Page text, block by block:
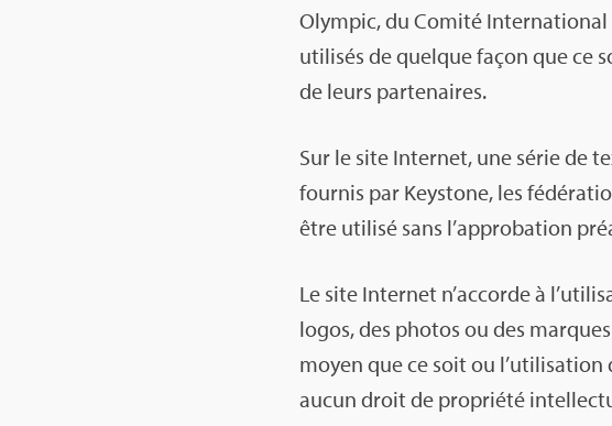
Olym­pic, du Comité
uti­li­sés de quelque façon que ce
de leurs par­te­naires.
Sur le site Inter­net, une série de
four­nis par Keys­tone, les
être uti­lisé sans l’ap­pro­ba­tion
Le site Inter­net n’ac­corde à
logos, des pho­tos ou des
moyen que ce soit ou
aucun droit de pro­priété